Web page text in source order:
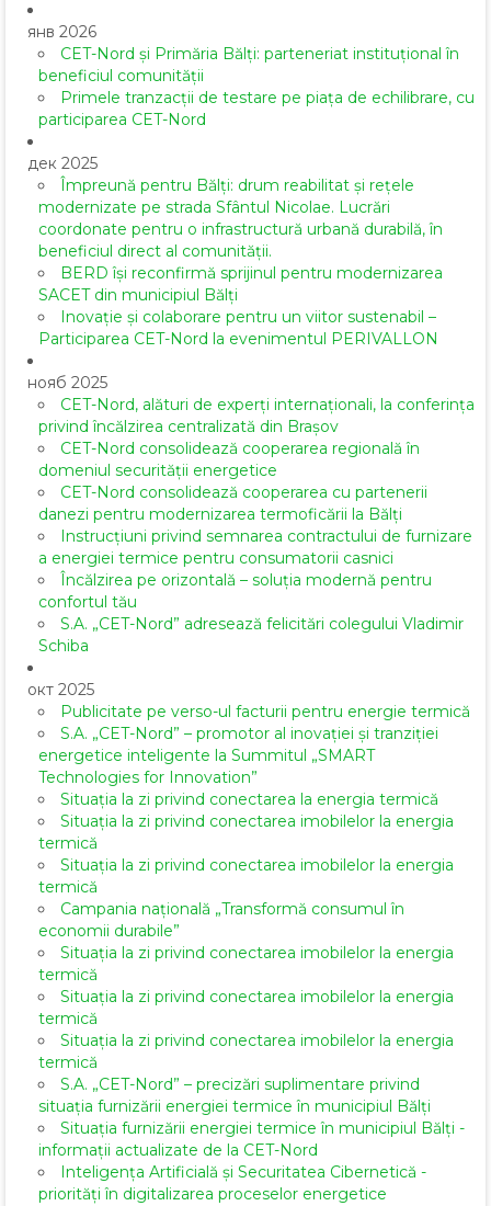
янв 2026
CET-Nord și Primăria Bălți: parteneriat instituțional în
beneficiul comunității
Primele tranzacții de testare pe piața de echilibrare, cu
participarea CET-Nord
дек 2025
Împreună pentru Bălți: drum reabilitat și rețele
modernizate pe strada Sfântul Nicolae. Lucrări
coordonate pentru o infrastructură urbană durabilă, în
beneficiul direct al comunității.
BERD își reconfirmă sprijinul pentru modernizarea
SACET din municipiul Bălți
Inovație și colaborare pentru un viitor sustenabil –
Participarea CET-Nord la evenimentul PERIVALLON
нояб 2025
CET-Nord, alături de experți internaționali, la conferința
privind încălzirea centralizată din Brașov
CET-Nord consolidează cooperarea regională în
domeniul securității energetice
CET-Nord consolidează cooperarea cu partenerii
danezi pentru modernizarea termoficării la Bălți
Instrucțiuni privind semnarea contractului de furnizare
a energiei termice pentru consumatorii casnici
Încălzirea pe orizontală – soluția modernă pentru
confortul tău
S.A. „CET-Nord” adresează felicitări colegului Vladimir
Schiba
окт 2025
Publicitate pe verso-ul facturii pentru energie termică
S.A. „CET-Nord” – promotor al inovației și tranziției
energetice inteligente la Summitul „SMART
Technologies for Innovation”
Situația la zi privind conectarea la energia termică
Situația la zi privind conectarea imobilelor la energia
termică
Situația la zi privind conectarea imobilelor la energia
termică
Campania națională „Transformă consumul în
economii durabile”
Situația la zi privind conectarea imobilelor la energia
termică
Situația la zi privind conectarea imobilelor la energia
termică
Situația la zi privind conectarea imobilelor la energia
termică
S.A. „CET-Nord” – precizări suplimentare privind
situația furnizării energiei termice în municipiul Bălți
Situația furnizării energiei termice în municipiul Bălți -
informații actualizate de la CET-Nord
Inteligența Artificială și Securitatea Cibernetică -
priorități în digitalizarea proceselor energetice